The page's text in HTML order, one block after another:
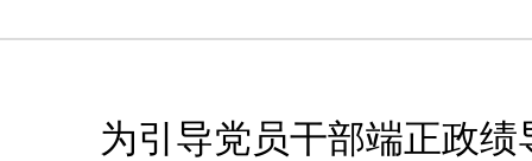
为引导党员干部端正政